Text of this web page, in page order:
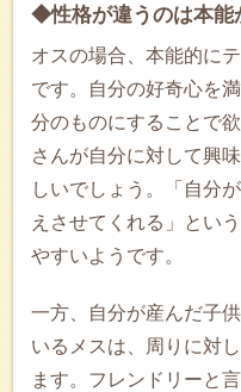
◆性格が違うのは本能
オスの場合、本能的に
です。自分の好奇心を
分のものにすることで
さんが自分に対して興
しいでしょう。「自分
えさせてくれる」とい
やすいようです。
一方、自分が産んだ子
いるメスは、周りに対
ます。フレンドリーと